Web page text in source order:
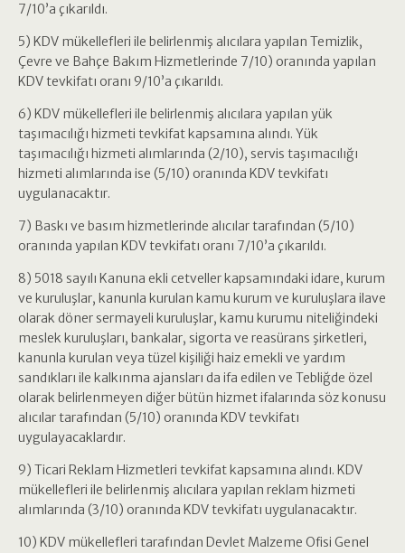
7/10’a çıkarıldı.
5) KDV mükellefleri ile belirlenmiş alıcılara yapılan Temizlik,
Çevre ve Bahçe Bakım Hizmetlerinde 7/10) oranında yapılan
KDV tevkifatı oranı 9/10’a çıkarıldı.
6) KDV mükellefleri ile belirlenmiş alıcılara yapılan yük
taşımacılığı hizmeti tevkifat kapsamına alındı. Yük
taşımacılığı hizmeti alımlarında (2/10), servis taşımacılığı
hizmeti alımlarında ise (5/10) oranında KDV tevkifatı
uygulanacaktır.
7) Baskı ve basım hizmetlerinde alıcılar tarafından (5/10)
oranında yapılan KDV tevkifatı oranı 7/10’a çıkarıldı.
8) 5018 sayılı Kanuna ekli cetveller kapsamındaki idare, kurum
ve kuruluşlar, kanunla kurulan kamu kurum ve kuruluşlara ilave
olarak döner sermayeli kuruluşlar, kamu kurumu niteliğindeki
meslek kuruluşları, bankalar, sigorta ve reasürans şirketleri,
kanunla kurulan veya tüzel kişiliği haiz emekli ve yardım
sandıkları ile kalkınma ajansları da ifa edilen ve Tebliğde özel
olarak belirlenmeyen diğer bütün hizmet ifalarında söz konusu
alıcılar tarafından (5/10) oranında KDV tevkifatı
uygulayacaklardır.
9) Ticari Reklam Hizmetleri tevkifat kapsamına alındı. KDV
mükellefleri ile belirlenmiş alıcılara yapılan reklam hizmeti
alımlarında (3/10) oranında KDV tevkifatı uygulanacaktır.
10) KDV mükellefleri tarafından Devlet Malzeme Ofisi Genel